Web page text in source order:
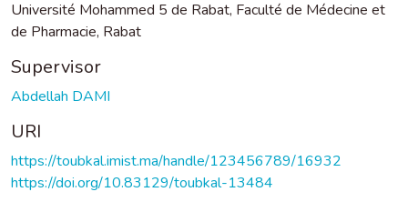
Université Mohammed 5 de Rabat, Faculté de Médecine et
de Pharmacie, Rabat
Supervisor
Abdellah DAMI
URI
https://toubkal.imist.ma/handle/123456789/16932
https://doi.org/10.83129/toubkal-13484